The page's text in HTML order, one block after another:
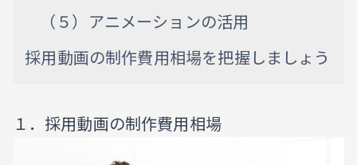
（５）アニメーションの活用
採用動画の制作費用相場を把握しましょう
１．採用動画の制作費用相場